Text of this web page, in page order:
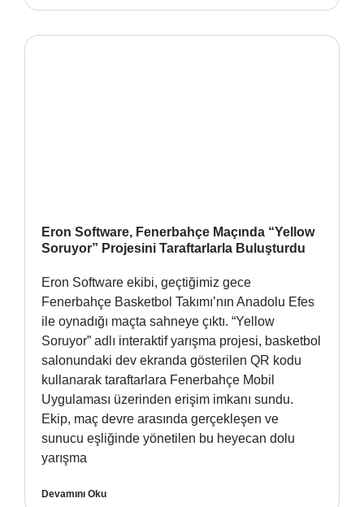
Eron Software, Fenerbahçe Maçında “Yellow
Soruyor” Projesini Taraftarlarla Buluşturdu
Eron Software ekibi, geçtiğimiz gece
Fenerbahçe Basketbol Takımı’nın Anadolu Efes
ile oynadığı maçta sahneye çıktı. “Yellow
Soruyor” adlı interaktif yarışma projesi, basketbol
salonundaki dev ekranda gösterilen QR kodu
kullanarak taraftarlara Fenerbahçe Mobil
Uygulaması üzerinden erişim imkanı sundu.
Ekip, maç devre arasında gerçekleşen ve
sunucu eşliğinde yönetilen bu heyecan dolu
yarışma
Devamını Oku